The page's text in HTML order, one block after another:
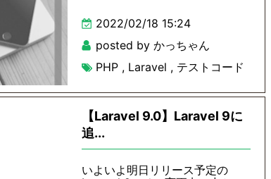
2022/02/18 15:24
posted by かっちゃん
PHP , Laravel , テストコード
【Laravel 9.0】Laravel 9に
追...
いよいよ明日リリース予定の